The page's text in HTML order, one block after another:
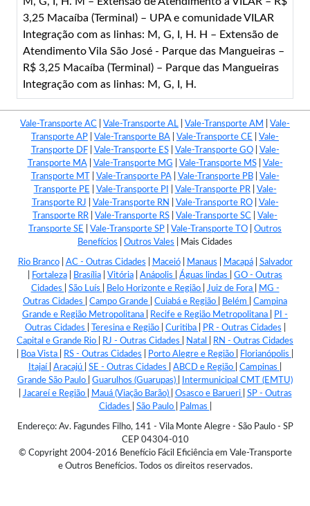
3,25 Macaíba (Terminal) – UPA e comunidade VILAR
Integração com as linhas: M, G, I, H. H – Extensão de
Atendimento Vila São José - Parque das Mangueiras –
R$ 3,25 Macaíba (Terminal) – Parque das Mangueiras
Integração com as linhas: M, G, I, H.
Vale-Transporte AC Vale-Transporte AL Vale-Transporte AM
Vale-
Transporte AP
Vale-Transporte BA Vale-Transporte CE
Vale-
Transporte DF| Vale-Transporte ES| Vale-Transporte GO| Vale-
Transporte MA| Vale-Transporte MG Vale-Transporte MS| Vale-
Transporte MT
Vale-Transporte PA| Vale-Transporte PB| Vale-
Transporte PE
Vale-Transporte PI Vale-Transporte PR
Vale-
Transporte RJ
Vale-Transporte RN Vale-Transporte RO| Vale-
Transporte RR
Vale-Transporte RS Vale-Transporte SC
Vale-
Transporte SE
Vale-Transporte SP Vale-Transporte TO
Outros
Benefícios
Outros Vales Mais Cidades
Rio Branco| AC - Outras Cidades Maceió| Manaus Macapá| Salvador
Fortaleza Brasília Vitória Anápolis Águas lindas
GO - Outras
Cidades
São Luís Belo Horizonte e Região Juiz de Fora
MG -
Outras Cidades
Campo Grande Cuiabá e Região Belém
Campina
Grande e Região Metropolitana
Recife e Região Metropolitana
PI -
Outras Cidades
Teresina e Região Curitiba PR - Outras Cidades
Capital e Grande Rio
RJ - Outras Cidades Natal
RN - Outras Cidades
Boa Vista RS - Outras Cidades Porto Alegre e Região Florianópolis
Itajaí
Aracajú SE - Outras Cidades ABCD e Região Campinas
Grande São Paulo
Guarulhos (Guarupas)
Intermunicipal CMT (EMTU)
Jacareí e Região Mauá (Viação Barão) Osasco e Barueri
SP - Outras
Cidades
São Paulo Palmas
Endereço: Av. Fagundes Filho, 141 - Vila Monte Alegre - São Paulo - SP
CEP 04304-010
© Copyright 2004-2016 Benefício Fácil Eficiência em Vale-Transporte
e Outros Benefícios. Todos os direitos reservados.